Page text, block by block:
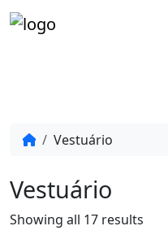
Vestuário
Vestuário
Showing all 17 results